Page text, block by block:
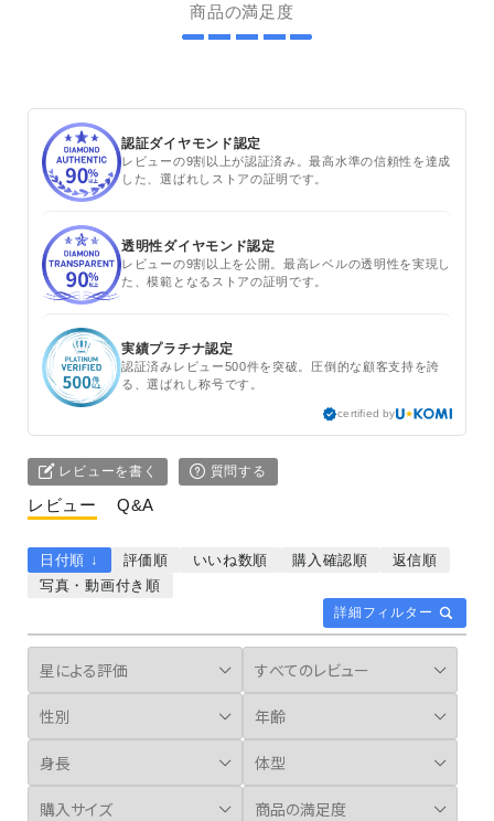
商品の満足度
認証ダイヤモンド認定
レビューの9割以上が認証済み。最高水準の信頼性を達成
した、選ばれしストアの証明です。
透明性ダイヤモンド認定
レビューの9割以上を公開。最高レベルの透明性を実現し
た、模範となるストアの証明です。
実績プラチナ認定
認証済みレビュー500件を突破。圧倒的な顧客支持を誇
る、選ばれし称号です。
certified by
レビューを書く 質問する
レビュー Q&A
詳細フィルター
日付順 ↓ 評価順 いいね数順 購入確認順
返信順
写真・動画付き順